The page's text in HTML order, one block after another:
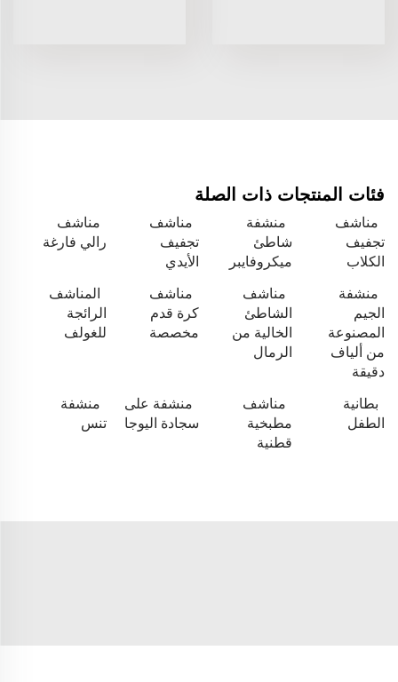
فئات المنتجات ذات الصلة
مناشف
تجفيف
الكلاب
منشفة
شاطئ
ميكروفايبر
مناشف
تجفيف
الأيدي
مناشف
رالي فارغة
منشفة
الجيم
المصنوعة
من ألياف
دقيقة
مناشف
الشاطئ
الخالية من
الرمال
مناشف
كرة قدم
مخصصة
المناشف
الرائجة
للغولف
بطانية
الطفل
مناشف
مطبخية
قطنية
منشفة على
سجادة اليوجا
منشفة
تنس